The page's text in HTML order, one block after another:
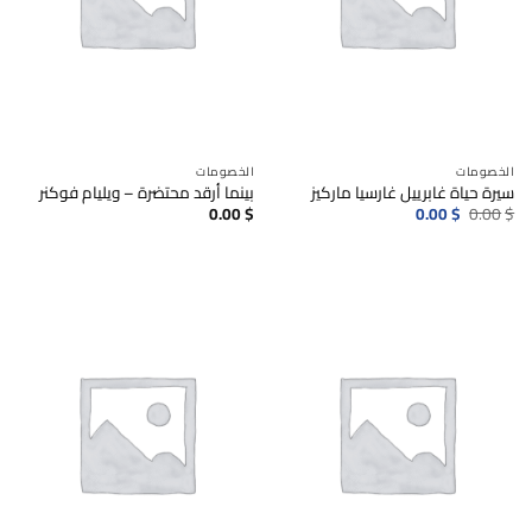
الخصومات
سيرة حياة غابرييل غارسيا ماركيز
0.00$ السعر
الأصلي
0.00$ السعر
الحالي
الخصومات
بينما أرقد محتضرة – ويليام فوكنر
0.00$